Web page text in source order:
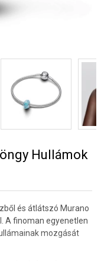
Hullámok
és átlátszó Murano
A finoman egyenetlen
mozgását